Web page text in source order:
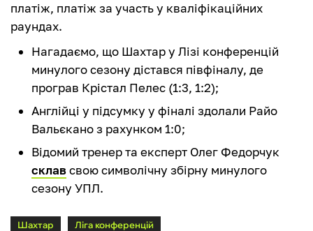
платіж, платіж за участь у кваліфікаційних
раундах.
Нагадаємо, що Шахтар у Лізі конференцій
минулого сезону дістався півфіналу, де
програв Крістал Пелес (1:3, 1:2);
Англійці у підсумку у фіналі здолали Райо
Вальєкано з рахунком 1:0;
Відомий тренер та експерт Олег Федорчук
склавсвою символічну збірну минулого
сезону УПЛ.
Шахтар Ліга конференцій